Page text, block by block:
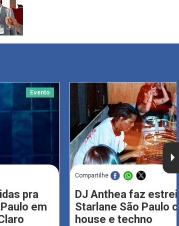
Evento
pra
em
Compartilhe
DJ Anthea faz
Starlane São Paulo
house e techno